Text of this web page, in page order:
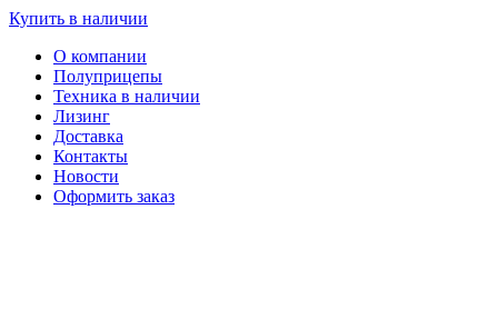
Купить в наличии
О компании
Полуприцепы
Техника в наличии
Лизинг
Доставка
Контакты
Новости
Оформить заказ